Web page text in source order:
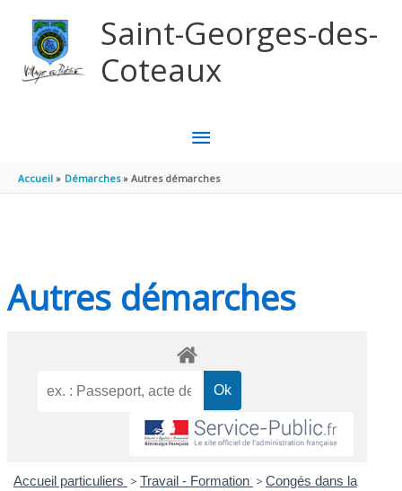
Saint-Georges-des-
Coteaux
MENU
PRINCIPAL
Accueil Démarches Autres démarches
Autres démarches
Accueil particuliers > Travail - Formation > Congés dans la